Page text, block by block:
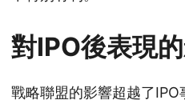
對IPO後表現
戰略聯盟的影響超越了